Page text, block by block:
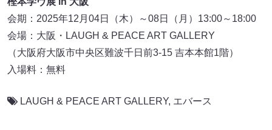
会期：2025年12月04日（木）～08日（月）13:00～18:00
会場：大阪・LAUGH & PEACE ART GALLERY
（大阪府大阪市中央区難波千日前3-15 吉本本館1階）
入場料：無料
LAUGH & PEACE ART GALLERY, エバース